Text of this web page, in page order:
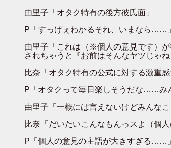
由里子「オタク特有の後方彼氏面」
P「すっげぇわかるそれ、いまなら……」
由里子「これは（※個人の意見です）
されちゃうと『お前はそんなヤツじゃ
比奈「オタク特有の公式に対する激重感
P「オタクって毎日楽しそうだな……み
由里子「一概には言えないけどみんな
比奈「だいたいこんなもんっスよ（個人
P「個人の意見の主語が大きすぎる……」